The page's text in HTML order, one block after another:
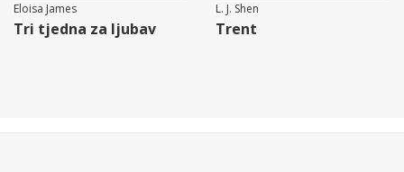
Eloisa James
Tri tjedna za ljubav
L. J. Shen
Trent